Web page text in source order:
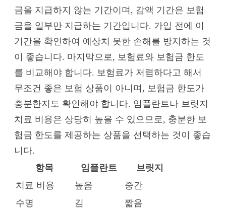
금을 지급하지 않는 기간이며, 감액 기간은 보험
금을 일부만 지급하는 기간입니다. 가입 전에 이
기간을 확인하여 예상치 못한 손해를 방지하는 것
이 좋습니다. 마지막으로, 보험료와 보험금 한도
를 비교해야 합니다. 보험료가 저렴하다고 해서
무조건 좋은 보험 상품이 아니며, 보험금 한도가
충분한지도 확인해야 합니다. 임플란트나 브릿지
치료 비용은 상당히 높을 수 있으므로, 충분한 보
험금 한도를 제공하는 상품을 선택하는 것이 좋습
니다.
항목
임플란트
브릿지
치료 비용
높음
중간
수명
김
짧음